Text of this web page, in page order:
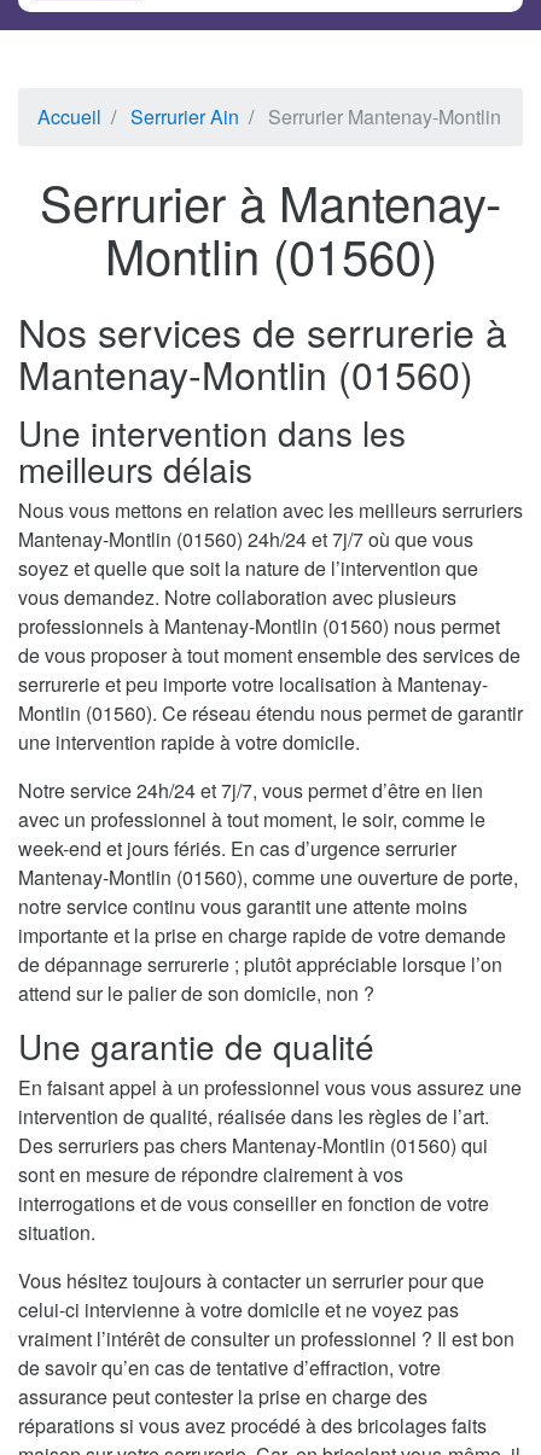
Accueil Serrurier Ain Serrurier Mantenay-Montlin
Serrurier à Mantenay-
Montlin (01560)
Nos services de serrurerie à
Mantenay-Montlin (01560)
Une intervention dans les
meilleurs délais
Nous vous mettons en relation avec les meilleurs serruriers
Mantenay-Montlin (01560) 24h/24 et 7j/7 où que vous
soyez et quelle que soit la nature de l’intervention que
vous demandez. Notre collaboration avec plusieurs
professionnels à Mantenay-Montlin (01560) nous permet
de vous proposer à tout moment ensemble des services de
serrurerie et peu importe votre localisation à Mantenay-
Montlin (01560). Ce réseau étendu nous permet de garantir
une intervention rapide à votre domicile.
Notre service 24h/24 et 7j/7, vous permet d’être en lien
avec un professionnel à tout moment, le soir, comme le
week-end et jours fériés. En cas d’urgence serrurier
Mantenay-Montlin (01560), comme une ouverture de porte,
notre service continu vous garantit une attente moins
importante et la prise en charge rapide de votre demande
de dépannage serrurerie ; plutôt appréciable lorsque l’on
attend sur le palier de son domicile, non ?
Une garantie de qualité
En faisant appel à un professionnel vous vous assurez une
intervention de qualité, réalisée dans les règles de l’art.
Des serruriers pas chers Mantenay-Montlin (01560) qui
sont en mesure de répondre clairement à vos
interrogations et de vous conseiller en fonction de votre
situation.
Vous hésitez toujours à contacter un serrurier pour que
celui-ci intervienne à votre domicile et ne voyez pas
vraiment l’intérêt de consulter un professionnel ? Il est bon
de savoir qu’en cas de tentative d’effraction, votre
assurance peut contester la prise en charge des
réparations si vous avez procédé à des bricolages faits